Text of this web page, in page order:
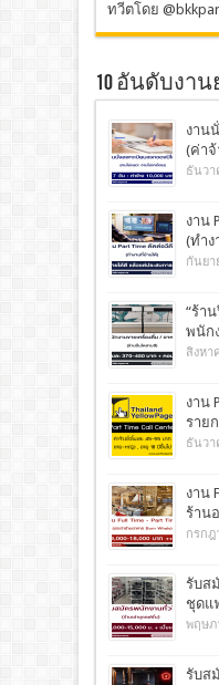
ทวีตโดย
10 อันดับงา
งาน
(ค่าจ้
ธันวา
งาน
(ทำ
กันยา
“ร้า
พนัก
สิงหา
งาน
ราย
ธันวา
งาน
ร้าน
กรกฎ
รับส
ชุดแ
พฤษภ
รับส